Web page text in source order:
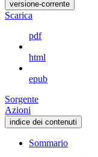
versione-corrente
Scarica
pdf
html
epub
Sorgente
Azioni
indice dei contenuti
Sommario